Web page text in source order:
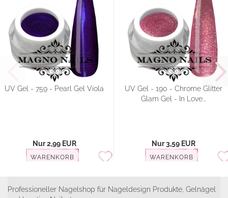
UV Gel - 759 - Pearl Gel Viola
Nur 2,99 EUR
WARENKORB
UV Gel - 190 - Chrome Glitter
Glam Gel - In Love...
Nur 3,59 EUR
WARENKORB
Professioneller Nagelshop für Nageldesign Produkte, Gelnägel